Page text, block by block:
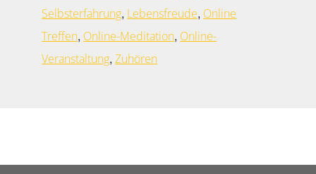
Selbsterfahrung, Lebensfreude, Online
Treffen, Online-Meditation, Online-
Veranstaltung,Zuhören